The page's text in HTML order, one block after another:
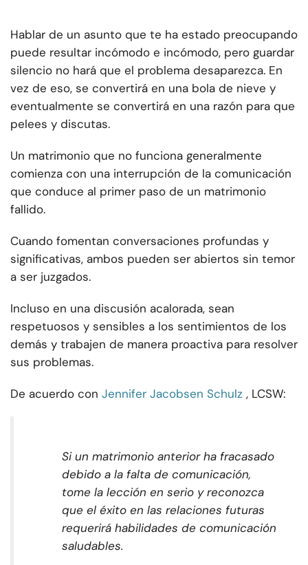
Hablar de un asunto que te ha estado preocupando
puede resultar incómodo e incómodo, pero guardar
silencio no hará que el problema desaparezca. En
vez de eso, se convertirá en una bola de nieve y
eventualmente se convertirá en una razón para que
pelees y discutas.
Un matrimonio que no funciona generalmente
comienza con una interrupción de la comunicación
que conduce al primer paso de un matrimonio
fallido.
Cuando fomentan conversaciones profundas y
significativas, ambos pueden ser abiertos sin temor
a ser juzgados.
Incluso en una discusión acalorada, sean
respetuosos y sensibles a los sentimientos de los
demás y trabajen de manera proactiva para resolver
sus problemas.
De acuerdo con Jennifer Jacobsen Schulz , LCSW:
Si un matrimonio anterior ha fracasado
debido a la falta de comunicación,
tome la lección en serio y reconozca
que el éxito en las relaciones futuras
requerirá habilidades de comunicación
saludables.